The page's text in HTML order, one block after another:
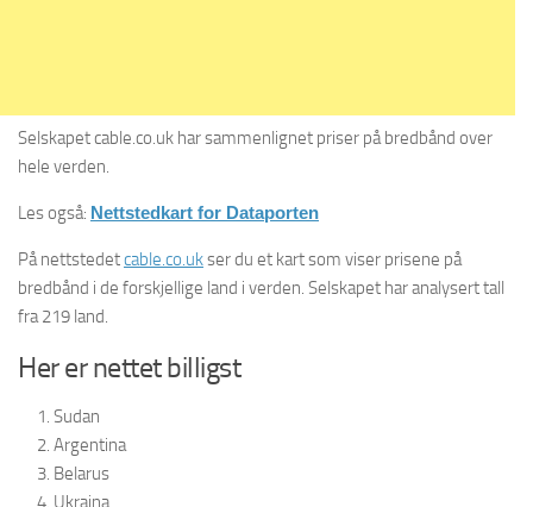
Selskapet cable.co.uk har sammenlignet priser på bredbånd over
hele verden.
Les også: Nettstedkart for Dataporten
På nettstedetcable.co.ukser du et kart som viser prisene på
bredbånd i de forskjellige land i verden. Selskapet har analysert tall
fra 219 land.
Her er nettet billigst
Sudan
Argentina
Belarus
Ukraina